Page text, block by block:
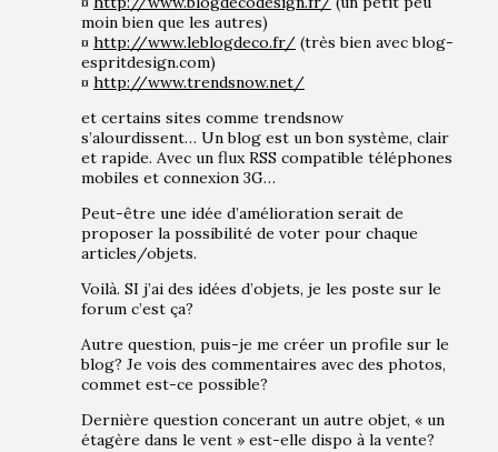
moin bien que les autres)
¤ http://www.leblogdeco.fr/(très bien avec blog-
espritdesign.com)
¤ http://www.trendsnow.net/
et certains sites comme trendsnow
s’alourdissent… Un blog est un bon système, clair
et rapide. Avec un flux RSS compatible téléphones
mobiles et connexion 3G…
Peut-être une idée d’amélioration serait de
proposer la possibilité de voter pour chaque
articles/objets.
Voilà. SI j’ai des idées d’objets, je les poste sur le
forum c’est ça?
Autre question, puis-je me créer un profile sur le
blog? Je vois des commentaires avec des photos,
commet est-ce possible?
Dernière question concerant un autre objet, « un
étagère dans le vent » est-elle dispo à la vente?